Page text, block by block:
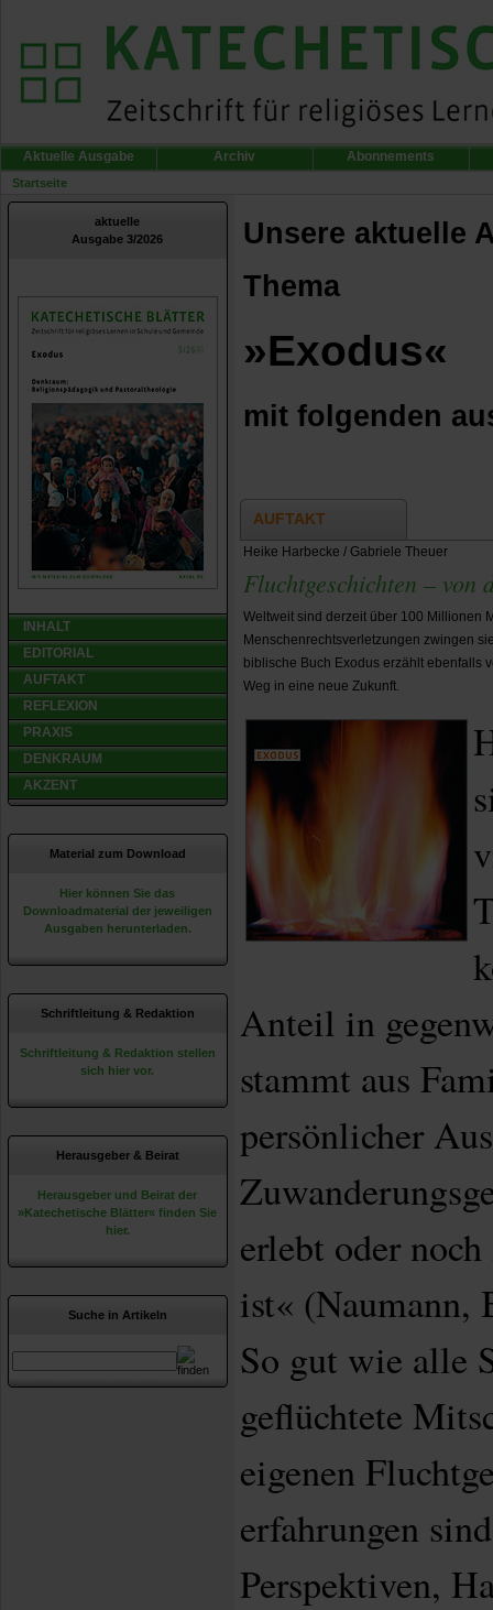
Aktuelle Ausgabe Archiv Abonnements
Startseite
aktuelle
Ausgabe 3/2026
INHALT
EDITORIAL
AUFTAKT
REFLEXION
PRAXIS
DENKRAUM
AKZENT
Material zum Download
Hier können Sie das
Downloadmaterial der jeweiligen
Ausgaben herunterladen.
Schriftleitung & Redaktion
Schriftleitung & Redaktion stellen
sich hier vor.
Herausgeber & Beirat
Herausgeber und Beirat der
»Katechetische Blätter« finden Sie
hier.
Suche in Artikeln
Unsere aktuelle
Thema
»Exodus«
mit folgenden
AUFTAKT
Heike Harbecke / Gabriele Theuer
Fluchtgeschichten – von
Weltweit sind derzeit über 100 Millionen
Menschenrechtsverletzungen zwingen
biblische Buch Exodus erzählt ebenfalls
Weg in eine neue Zukunft.
Anteil in
stammt aus
persönlicher
erlebt oder
ist« (Naumann,
So gut wie alle
geflüchtete
eigenen
erfahrungen
Perspektiven,